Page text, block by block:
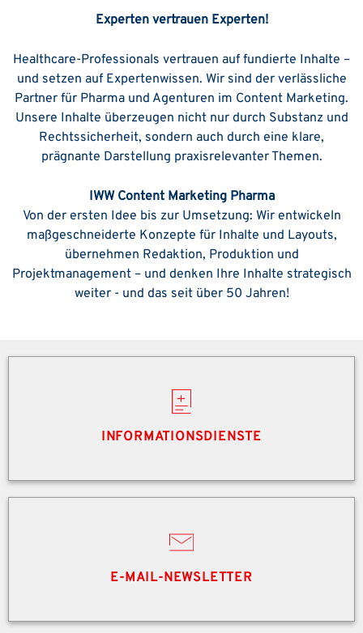
Experten vertrauen Experten!
Healthcare-Professionals vertrauen auf fundierte Inhalte –
und setzen auf Expertenwissen. Wir sind der verlässliche
Partner für Pharma und Agenturen im Content Marketing.
Unsere Inhalte überzeugen nicht nur durch Substanz und
Rechtssicherheit, sondern auch durch eine klare,
prägnante Darstellung praxisrelevanter Themen.
IWW Content Marketing Pharma
Von der ersten Idee bis zur Umsetzung: Wir entwickeln
maßgeschneiderte Konzepte für Inhalte und Layouts,
übernehmen Redaktion, Produktion und
Projektmanagement – und denken Ihre Inhalte strategisch
weiter - und das seit über 50 Jahren!
INFORMATIONSDIENSTE
E-MAIL-NEWSLETTER